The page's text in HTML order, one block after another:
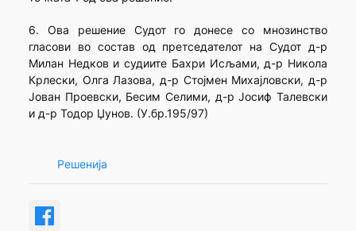
6. Ова решение Судот го донесе со мнозинство
гласови во состав од претседателот на Судот д-р
Милан Недков и судиите Бахри Исљами, д-р Никола
Крлески, Олга Лазова, д-р Стојмен Михајловски, д-р
Јован Проевски, Бесим Селими, д-р Јосиф Талевски
и д-р Тодор Џунов. (У.бр.195/97)
Решенија